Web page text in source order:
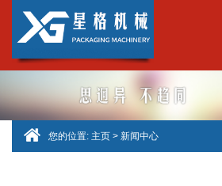
您的位置: 主页 > 新闻中心